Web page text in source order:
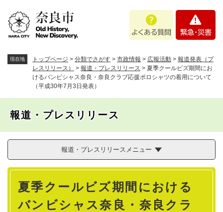
あ
問
・
現在地 トップページ > 分類でさがす > 市政情報 > 広報活動 > 報道発表（プ
レスリリース）
> 報道・プレスリリース > 夏季クールビズ期間にお
けるバンビシャス奈良・奈良クラブ応援ポロシャツの着用について
（平成30年7月3日発表）
報道・プレスリリース
報道・プレスリリースメニュー
本
夏季クールビズ期間における
バンビシャス奈良・奈良クラ